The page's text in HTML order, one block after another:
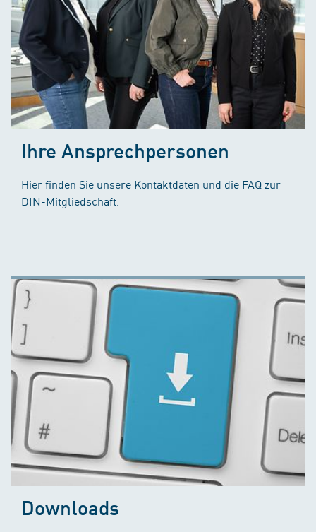
Ihre Ansprechpersonen
Hier finden Sie unsere Kontaktdaten und die FAQ zur
DIN-Mitgliedschaft.
Downloads